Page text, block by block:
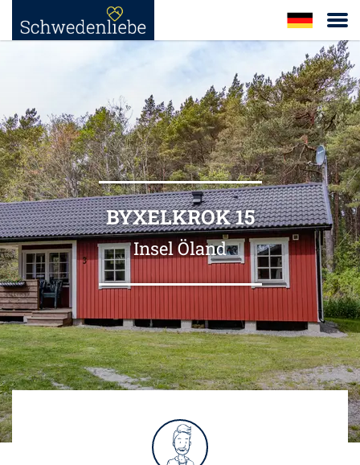
BYXELKROK 15
Insel Öland